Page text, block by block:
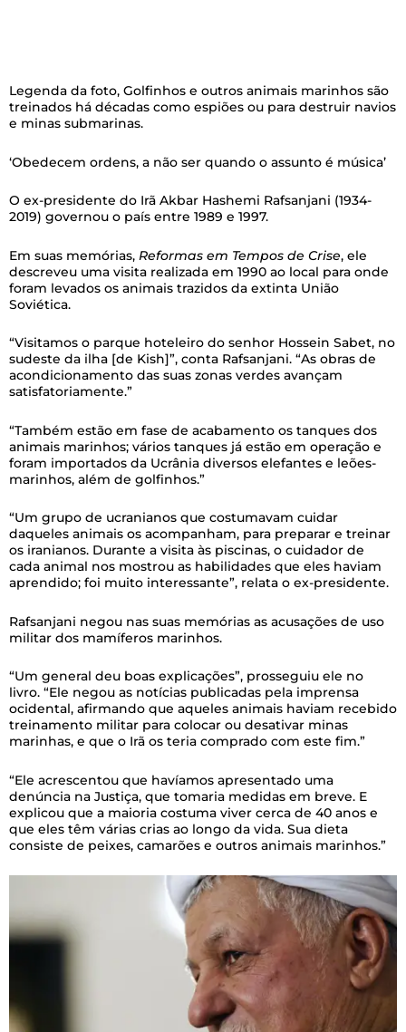
Legenda da foto, Golfinhos e outros animais marinhos são
treinados há décadas como espiões ou para destruir navios
e minas submarinas.
‘Obedecem ordens, a não ser quando o assunto é música’
O ex-presidente do Irã Akbar Hashemi Rafsanjani (1934-
2019) governou o país entre 1989 e 1997.
Em suas memórias, Reformas em Tempos de Crise, ele
descreveu uma visita realizada em 1990 ao local para onde
foram levados os animais trazidos da extinta União
Soviética.
“Visitamos o parque hoteleiro do senhor Hossein Sabet, no
sudeste da ilha [de Kish]”, conta Rafsanjani. “As obras de
acondicionamento das suas zonas verdes avançam
satisfatoriamente.”
“Também estão em fase de acabamento os tanques dos
animais marinhos; vários tanques já estão em operação e
foram importados da Ucrânia diversos elefantes e leões-
marinhos, além de golfinhos.”
“Um grupo de ucranianos que costumavam cuidar
daqueles animais os acompanham, para preparar e treinar
os iranianos. Durante a visita às piscinas, o cuidador de
cada animal nos mostrou as habilidades que eles haviam
aprendido; foi muito interessante”, relata o ex-presidente.
Rafsanjani negou nas suas memórias as acusações de uso
militar dos mamíferos marinhos.
“Um general deu boas explicações”, prosseguiu ele no
livro. “Ele negou as notícias publicadas pela imprensa
ocidental, afirmando que aqueles animais haviam recebido
treinamento militar para colocar ou desativar minas
marinhas, e que o Irã os teria comprado com este fim.”
“Ele acrescentou que havíamos apresentado uma
denúncia na Justiça, que tomaria medidas em breve. E
explicou que a maioria costuma viver cerca de 40 anos e
que eles têm várias crias ao longo da vida. Sua dieta
consiste de peixes, camarões e outros animais marinhos.”